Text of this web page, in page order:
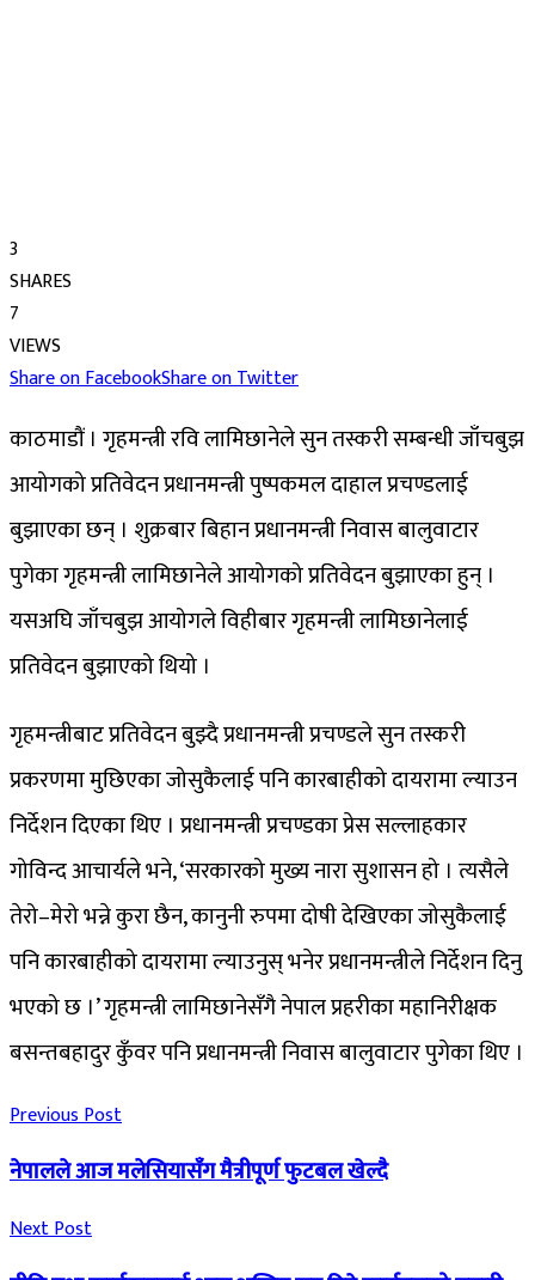
3
SHARES
7
VIEWS
Share on FacebookShare on Twitter
काठमाडौं । गृहमन्त्री रवि लामिछानेले सुन तस्करी सम्बन्धी जाँचबुझ
आयोगको प्रतिवेदन प्रधानमन्त्री पुष्पकमल दाहाल प्रचण्डलाई
बुझाएका छन् । शुक्रबार बिहान प्रधानमन्त्री निवास बालुवाटार
पुगेका गृहमन्त्री लामिछानेले आयोगको प्रतिवेदन बुझाएका हुन् ।
यसअघि जाँचबुझ आयोगले विहीबार गृहमन्त्री लामिछानेलाई
प्रतिवेदन बुझाएको थियो ।
गृहमन्त्रीबाट प्रतिवेदन बुझ्दै प्रधानमन्त्री प्रचण्डले सुन तस्करी
प्रकरणमा मुछिएका जोसुकैलाई पनि कारबाहीको दायरामा ल्याउन
निर्देशन दिएका थिए । प्रधानमन्त्री प्रचण्डका प्रेस सल्लाहकार
गोविन्द आचार्यले भने, ‘सरकारको मुख्य नारा सुशासन हो । त्यसैले
तेरो–मेरो भन्ने कुरा छैन, कानुनी रुपमा दोषी देखिएका जोसुकैलाई
पनि कारबाहीको दायरामा ल्याउनुस् भनेर प्रधानमन्त्रीले निर्देशन दिनु
भएको छ ।’ गृहमन्त्री लामिछानेसँगै नेपाल प्रहरीका महानिरीक्षक
बसन्तबहादुर कुँवर पनि प्रधानमन्त्री निवास बालुवाटार पुगेका थिए ।
Previous Post
नेपालले आज मलेसियासँग मैत्रीपूर्ण फुटबल खेल्दै
Next Post